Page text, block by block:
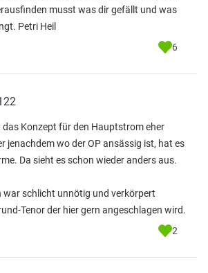
musst was dir gefällt und was
Petri Heil
6
das Konzept für den Hauptstrom eher
jenachdem wo der OP ansässig ist, hat es
Da sieht es schon wieder anders aus.
war schlicht unnötig und verkörpert
Tenor der hier gern angeschlagen wird.
2